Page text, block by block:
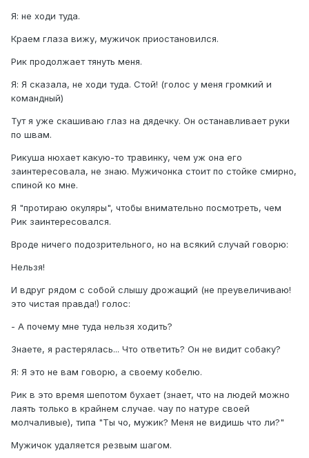
Я: не ходи туда.
Краем глаза вижу, мужичок приостановился.
Рик продолжает тянуть меня.
Я: Я сказала, не ходи туда. Стой! (голос у меня громкий и
командный)
Тут я уже скашиваю глаз на дядечку. Он останавливает руки
по швам.
Рикуша нюхает какую-то травинку, чем уж она его
заинтересовала, не знаю. Мужичонка стоит по стойке смирно,
спиной ко мне.
Я "протираю окуляры", чтобы внимательно посмотреть, чем
Рик заинтересовался.
Вроде ничего подозрительного, но на всякий случай говорю:
Нельзя!
И вдруг рядом с собой слышу дрожащий (не преувеличиваю!
это чистая правда!) голос:
- А почему мне туда нельзя ходить?
Знаете, я растерялась... Что ответить? Он не видит собаку?
Я: Я это не вам говорю, а своему кобелю.
Рик в это время шепотом бухает (знает, что на людей можно
лаять только в крайнем случае. чау по натуре своей
молчаливые), типа "Ты чо, мужик? Меня не видишь что ли?"
Мужичок удаляется резвым шагом.